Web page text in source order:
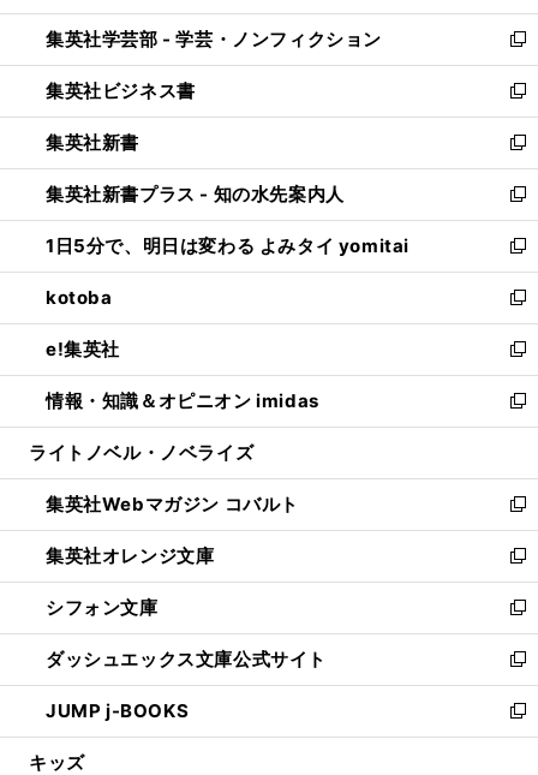
開
く
ウ
で
開
く
ン
ド
ウ
で
開
く
ウ
ィ
ン
ド
ウ
で
開
く
集英社学芸部 - 学芸・ノンフィクション
新
し
い
ウ
ィ
ン
ド
ウ
で
開
く
集英社ビジネス書
新
し
い
ウ
ィ
ン
ド
ウ
で
開
く
集英社新書
新
し
い
ウ
ィ
ン
ド
ウ
で
開
く
集英社新書プラス - 知の水先案内人
新
し
い
ウ
ィ
ン
ド
ウ
で
開
1日5分で、明日は変わる よみタイ yomitai
新
し
い
ウ
ィ
ン
ド
ウ
開
く
kotoba
新
し
い
ウ
ィ
ン
ウ
で
開
く
e!集英社
新
し
い
ウ
ン
ド
ウ
で
開
く
情報・知識＆オピニオン imidas
新
し
ウ
ィ
ン
ド
ウ
で
開
く
ライトノベル・ノベライズ
集英社Webマガジン コバルト
新
し
い
ウ
ィ
ン
ド
ウ
で
開
集英社オレンジ文庫
新
し
い
ウ
ィ
ン
ド
ウ
シフォン文庫
新
し
い
ウ
ィ
ン
ダッシュエックス文庫公式サイト
新
し
い
ウ
JUMP j-BOOKS
新
し
キッズ